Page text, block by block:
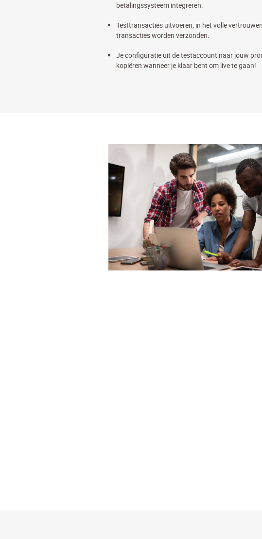
betalingssysteem integreren.
Testtransacties uitvoeren, in het volle
transacties worden verzonden.
Je configuratie uit de testaccount naar jouw
kopiëren wanneer je klaar bent om live te gaan!